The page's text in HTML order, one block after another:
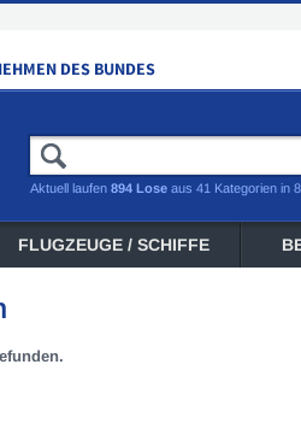
Aktuell laufen 894 Lose aus 41 Kategorien in
FLUGZEUGE / SCHIFFE